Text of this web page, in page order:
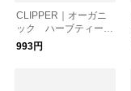
CLIPPER｜オーガニ
ック ハーブティー
【紅茶】
993円